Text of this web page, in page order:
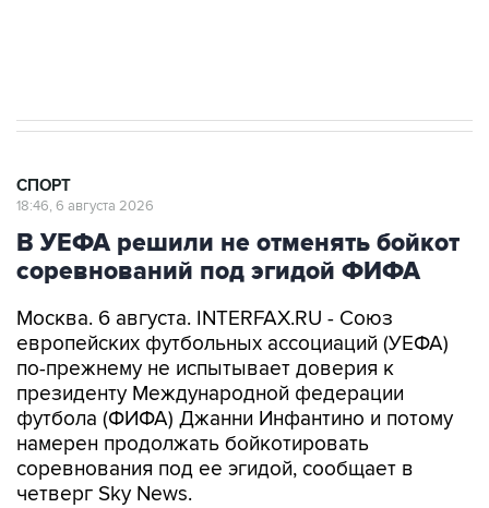
СПОРТ
18:46, 6 августа 2026
В УЕФА решили не отменять бойкот
соревнований под эгидой ФИФА
Москва. 6 августа. INTERFAX.RU - Союз
европейских футбольных ассоциаций (УЕФА)
по-прежнему не испытывает доверия к
президенту Международной федерации
футбола (ФИФА) Джанни Инфантино и потому
намерен продолжать бойкотировать
соревнования под ее эгидой, сообщает в
четверг Sky News.